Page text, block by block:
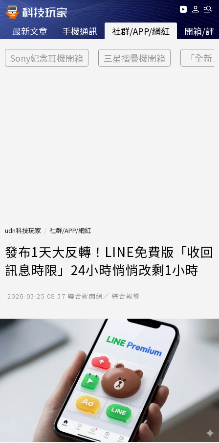
最新文章 手機通訊 社群/APP/網紅 開箱/評
Sony紀念耳機開箱 三星摺疊機開箱 「全新
udn科技玩家 社群/APP/網紅
發布1天大反轉！LINE免費版「收回
訊息時限」24小時悄悄改剩1小時
2026-03-25 08:37 聯合新聞網／ 綜合報導